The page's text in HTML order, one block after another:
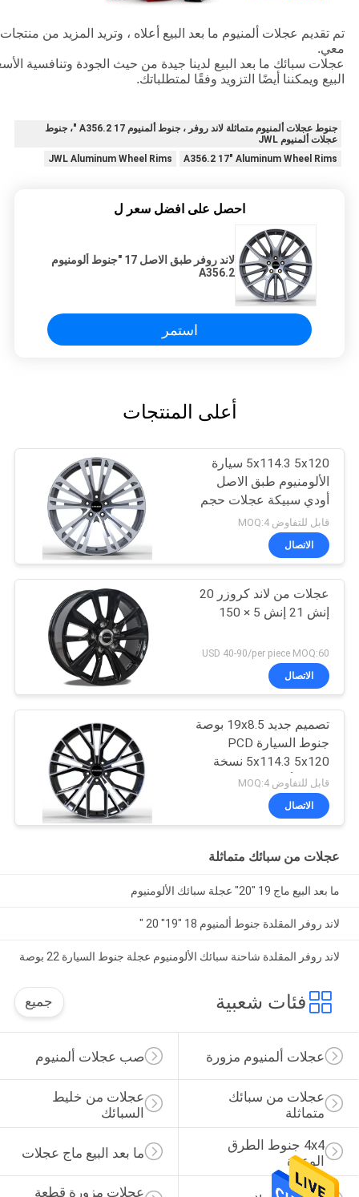
تم تقديم عجلات ألمنيوم ما بعد البيع أعلاه ، وتريد المزيد من
معي.
عجلات سبائك ما بعد البيع لدينا جيدة من حيث الجودة وتنافسية
البيع ويمكننا أيضًا التزويد وفقًا لمتطلباتك.
جنوط عجلات ألمنيوم متماثلة لاند روفر ، جنوط ألمنيوم A356.2 17 "، جنوط
عجلات ألمنيوم JWL
A356.2 17" Aluminum Wheel Rims
JWL Aluminum Wheel Rims
احصل على افضل سعر ل
لاند روفر طبق الاصل 17 "جنوط ألومنيوم
A356.2
استمر
أعلى المنتجات
5x114.3 5x120 سيارة
الألومنيوم طبق الاصل
أودي سبيكة عجلات حجم
18 19 20
قابل للتفاوض MOQ:4
الاتصال
عجلات من لاند كروزر 20
إنش 21 إنش 5 × 150
USD 40-90/per piece MOQ:60
الاتصال
تصميم جديد 19x8.5 بوصة
جنوط السيارة PCD
5x114.3 5x120 نسخة
طبق الأصل عجلات من
سبائك أودي ما بعد البيع
قابل للتفاوض MOQ:4
الاتصال
عجلات من سبائك متماثلة
ما بعد البيع ماج 19 "20" عجلة سبائك الألومنيوم
لاند روفر المقلدة جنوط ألمنيوم 18 "19" 20 "
لاند روفر المقلدة شاحنة سبائك الألومنيوم عجلة جنوط السيارة 22 بوصة
فئات شعبية جميع
صب عجلات ألمنيوم عجلات ألمنيوم مزورة
عجلات من خليط
السبائك
عجلات من سبائك
متماثلة
ما بعد البيع ماج عجلات
4x4 جنوط الطرق
الوعرة
عجلات مزورة قطعة